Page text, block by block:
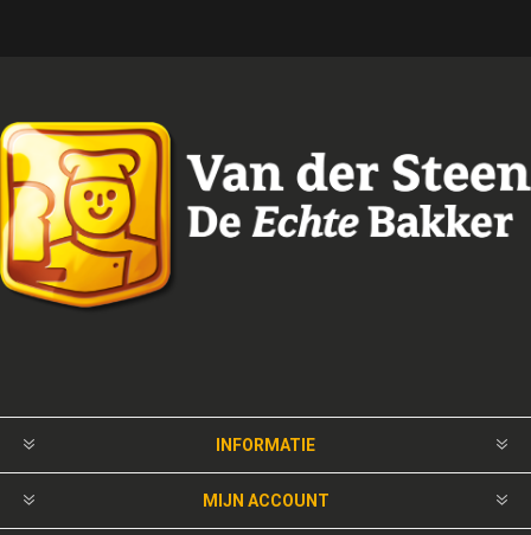
INFORMATIE
MIJN ACCOUNT